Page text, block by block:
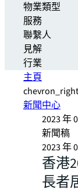
物業類型
服務
聯繫人
見解
行業
主頁
chevron_right
新聞中心
2023 年
新聞稿
2023 年
香港
長者